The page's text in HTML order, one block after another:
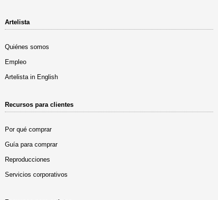
Artelista
Quiénes somos
Empleo
Artelista in English
Recursos para clientes
Por qué comprar
Guía para comprar
Reproducciones
Servicios corporativos